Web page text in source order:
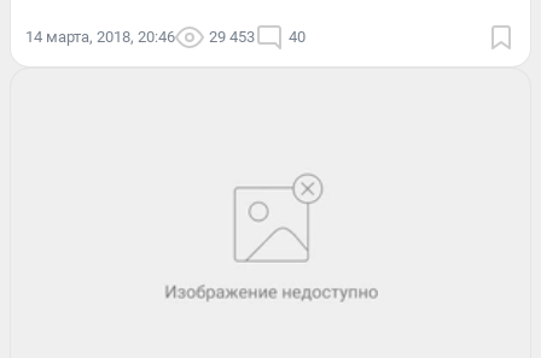
14 марта, 2018, 20:46 29 453 40